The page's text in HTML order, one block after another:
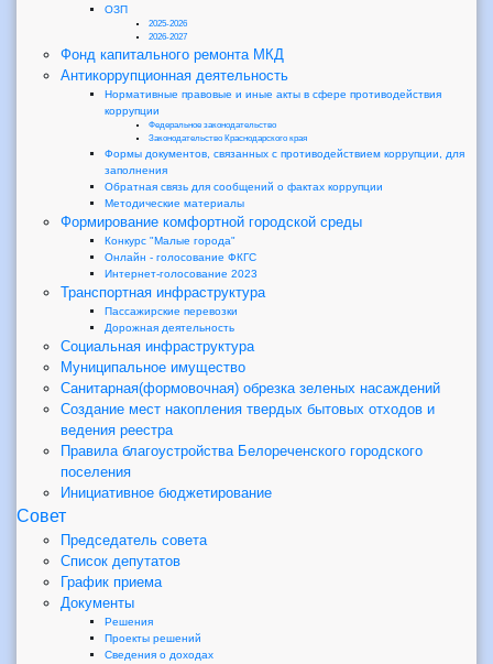
ОЗП
2025-2026
2026-2027
Фонд капитального ремонта МКД
Антикоррупционная деятельность
Нормативные правовые и иные акты в сфере противодействия
коррупции
Федеральное законодательство
Законодательство Краснодарского края
Формы документов, связанных с противодействием коррупции, для
заполнения
Обратная связь для сообщений о фактах коррупции
Методические материалы
Формирование комфортной городской среды
Конкурс "Малые города"
Онлайн - голосование ФКГС
Интернет-голосование 2023
Транспортная инфраструктура
Пассажирские перевозки
Дорожная деятельность
Социальная инфраструктура
Муниципальное имущество
Санитарная(формовочная) обрезка зеленых насаждений
Создание мест накопления твердых бытовых отходов и
ведения реестра
Правила благоустройства Белореченского городского
поселения
Инициативное бюджетирование
Совет
Председатель совета
Список депутатов
График приема
Документы
Решения
Проекты решений
Сведения о доходах